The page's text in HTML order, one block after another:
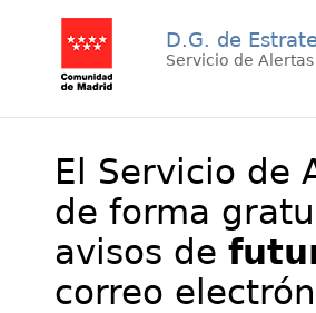
D.G. de
Servicio de
El Servicio de
de forma
avisos de
correo